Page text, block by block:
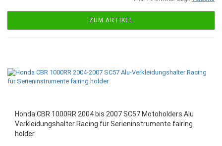
ZUM ARTIKEL
Honda CBR 1000RR 2004 bis 2007 SC57 Motoholders Alu
Verkleidungshalter Racing für Serieninstrumente fairing
holder